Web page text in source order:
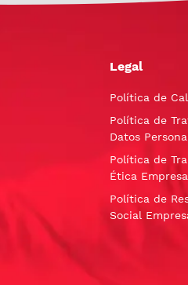
Legal
Política de
Política de
Datos
Política de
Ética
Política de
Social